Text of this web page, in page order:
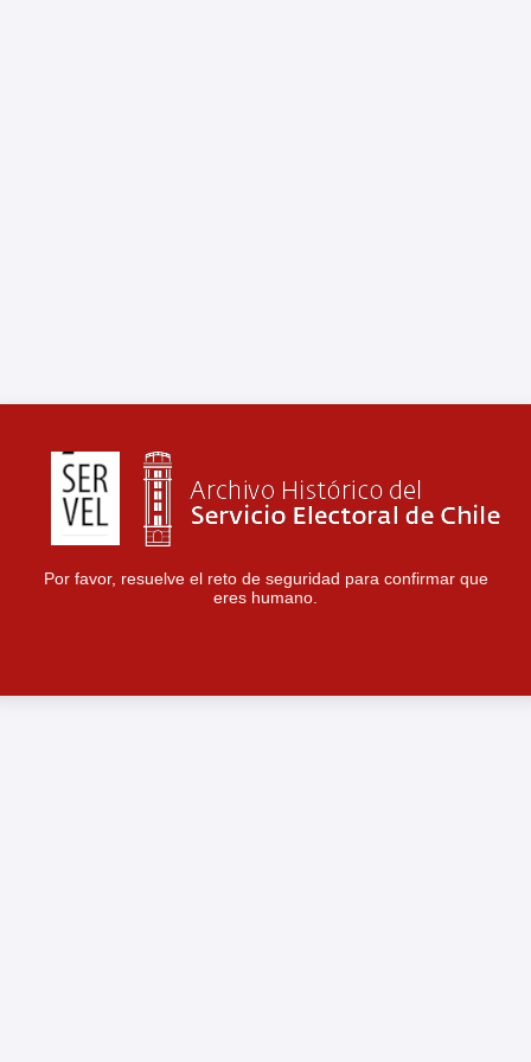
Por favor, resuelve el reto de seguridad para confirmar que
eres humano.